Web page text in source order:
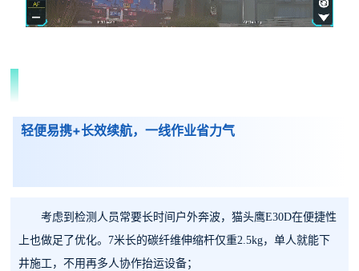
轻便易携+长效续航，一线作业省力气
考虑到检测人员常要长时间户外奔波，猫头鹰E30D在便捷性
上也做足了优化。7米长的碳纤维伸缩杆仅重2.5kg，单人就能下
井施工，不用再多人协作抬运设备；